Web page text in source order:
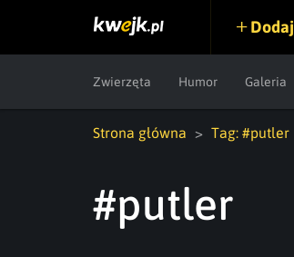
Dodaj
Zwierzęta Humor Galeria
Strona główna Tag: #putler
#putler